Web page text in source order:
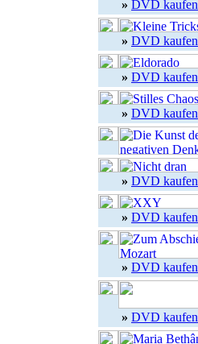
» DVD kaufen
» DVD kaufen
» DVD kaufen
» DVD kaufen
» DVD kaufen
» DVD kaufen
» DVD kaufen
» DVD kaufen